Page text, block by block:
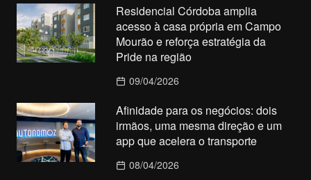
Residencial Córdoba amplia
acesso à casa própria em Campo
Mourão e reforça estratégia da
Pride na região
09/04/2026
Afinidade para os negócios: dois
irmãos, uma mesma direção e um
app que acelera o transporte
08/04/2026